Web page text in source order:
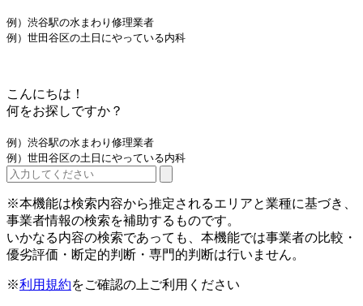
例）渋谷駅の水まわり修理業者
例）世田谷区の土日にやっている内科
こんにちは！
何をお探しですか？
例）渋谷駅の水まわり修理業者
例）世田谷区の土日にやっている内科
※本機能は検索内容から推定されるエリアと業種に基づき、
事業者情報の検索を補助するものです。
いかなる内容の検索であっても、本機能では事業者の比較・
優劣評価・断定的判断・専門的判断は行いません。
※利用規約をご確認の上ご利用ください